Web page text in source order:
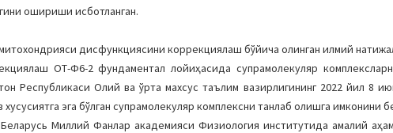
oшириши исботланган.
дисфункциясини коррекциялаш бўйича олинган илмий
ОТ-Ф6-2 фундаментал лойиҳасида супрамолекуляр
Республикаси Олий ва ўрта махсус таълим вазирлигининг 2022 йил 8
эга бўлган супрамолекуляр комплексни танлаб олишга имкoнини
Миллий Фанлар академияси Физиология институтида амалий